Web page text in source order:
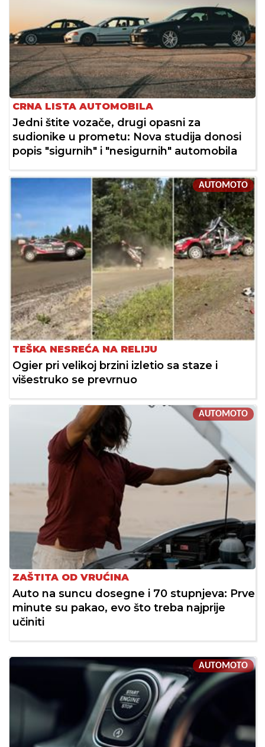
CRNA LISTA AUTOMOBILA
Jedni štite vozače, drugi opasni za
sudionike u prometu: Nova studija donosi
popis "sigurnih" i "nesigurnih" automobila
AUTOMOTO
TEŠKA NESREĆA NA RELIJU
Ogier pri velikoj brzini izletio sa staze i
višestruko se prevrnuo
AUTOMOTO
ZAŠTITA OD VRUĆINA
Auto na suncu dosegne i 70 stupnjeva: Prve
minute su pakao, evo što treba najprije
učiniti
AUTOMOTO